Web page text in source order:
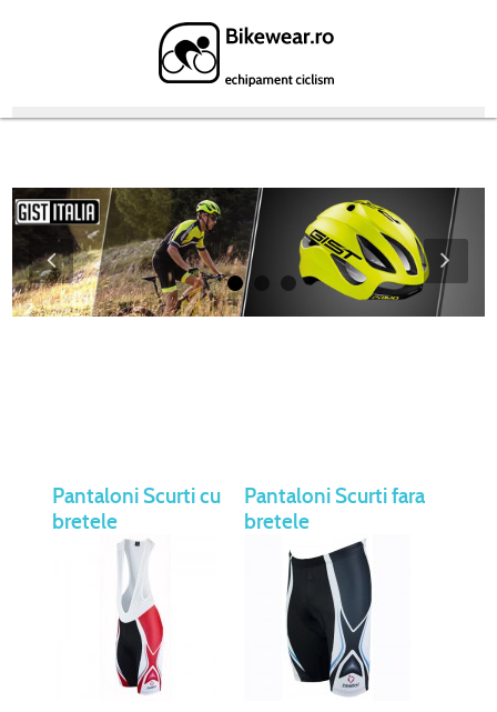
Pantaloni Scurti cu
bretele
Pantaloni Scurti fara
bretele